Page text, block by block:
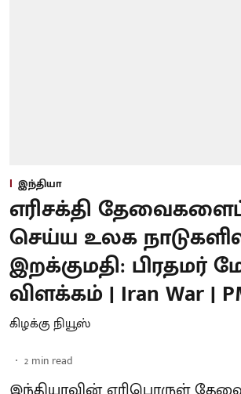
இந்தியா
எரிசக்தி தேவைகளைப்
செய்ய உலக
இறக்குமதி: பிரதமர்
விளக்கம் | Iran War |
கிழக்கு நியூஸ்
2 min read